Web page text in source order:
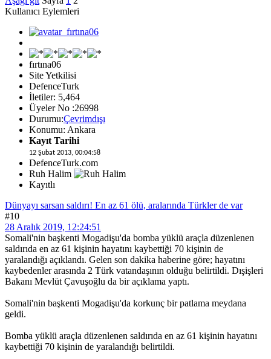
Kullanıcı Eylemleri
fırtına06
Site Yetkilisi
DefenceTurk
İletiler: 5,464
Üyeler No :26998
Durumu:Çevrimdışı
Konumu: Ankara
Kayıt Tarihi
12 Şubat 2013, 00:04:58
DefenceTurk.com
Ruh Halim
Kayıtlı
Dünyayı sarsan saldırı! En az 61 ölü, aralarında Türkler de var
#10
28 Aralık 2019, 12:24:51
Somali'nin başkenti Mogadişu'da bomba yüklü araçla düzenlenen
saldırıda en az 61 kişinin hayatını kaybettiği 70 kişinin de
yaralandığı açıklandı. Gelen son dakika haberine göre; hayatını
kaybedenler arasında 2 Türk vatandaşının olduğu belirtildi. Dışişleri
Bakanı Mevlüt Çavuşoğlu da bir açıklama yaptı.
Somali'nin başkenti Mogadişu'da korkunç bir patlama meydana
geldi.
Bomba yüklü araçla düzenlenen saldırıda en az 61 kişinin hayatını
kaybettiği 70 kişinin de yaralandığı belirtildi.